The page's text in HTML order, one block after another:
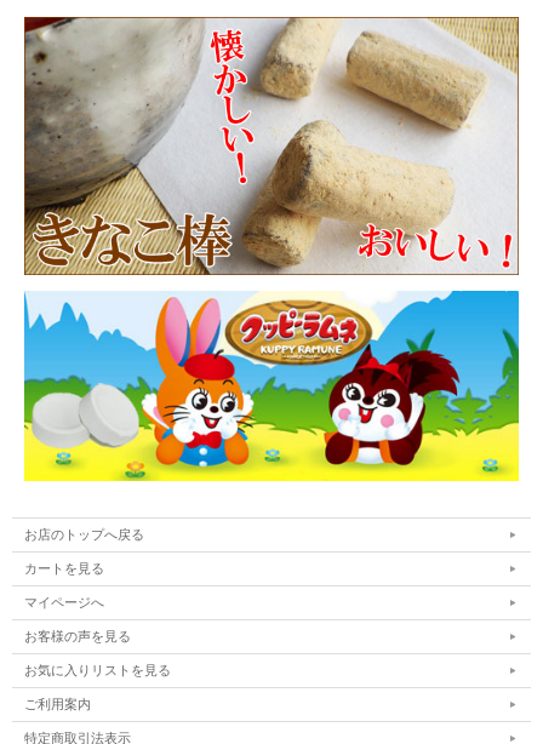
お店のトップへ戻る
カートを見る
マイページへ
お客様の声を見る
お気に入りリストを見る
ご利用案内
特定商取引法表示